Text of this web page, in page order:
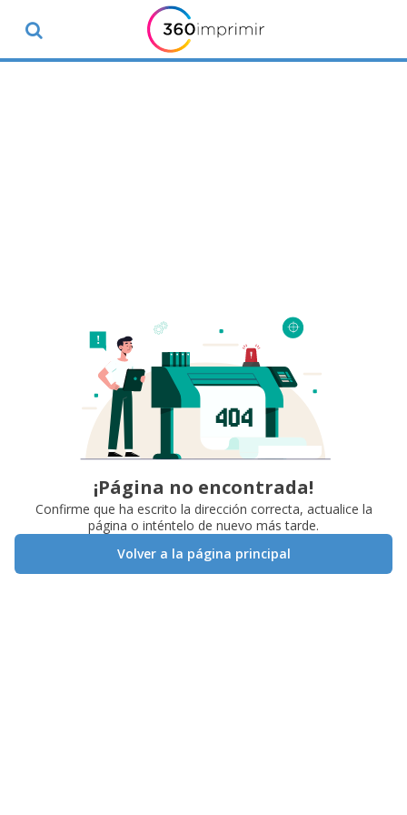
¡Página no encontrada!
Confirme que ha escrito la dirección correcta, actualice la
página o inténtelo de nuevo más tarde.